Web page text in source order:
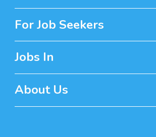
For Job Seekers
Jobs In
About Us